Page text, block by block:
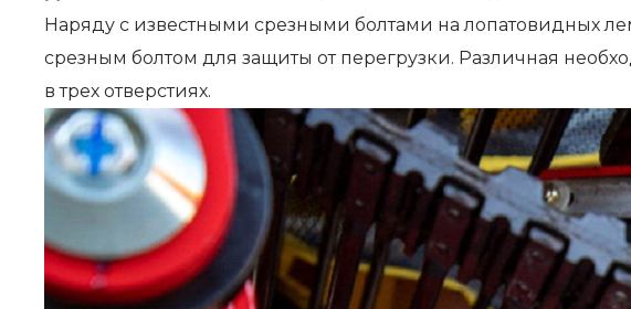
Наряду с известными срезными болтами на лопатовидных
срезным болтом для защиты от перегрузки. Различная
в трех отверстиях.